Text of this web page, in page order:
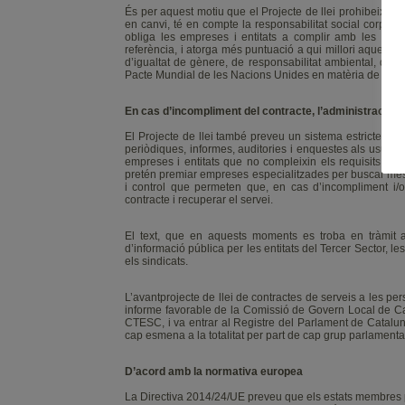
És per aquest motiu que el Projecte de llei prohibeix la
en canvi, té en compte la responsabilitat social
obliga les empreses i entitats a complir amb les
referència, i atorga més puntuació a qui millori
d’igualtat de gènere, de responsabilitat ambiental,
Pacte Mundial de les Nacions Unides en matèria de
En cas d’incompliment del contracte, l’administració
El Projecte de llei també preveu un sistema estricte de
periòdiques, informes, auditories i enquestes als
empreses i entitats que no compleixin els requisits de
pretén premiar empreses especialitzades per buscar
i control que permeten que, en cas d’incompliment
contracte i recuperar el servei.
El text, que en aquests moments es troba en tràmit
d’informació pública per les entitats del Tercer Sector,
els sindicats.
L’avantprojecte de llei de contractes de serveis a les
informe favorable de la Comissió de Govern Local de
CTESC, i va entrar al Registre del Parlament de
cap esmena a la totalitat per part de cap grup
D’acord amb la normativa europea
La Directiva 2014/24/UE preveu que els estats